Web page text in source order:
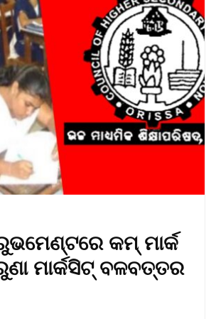
କମ୍ ମାର୍କ
ମାର୍କସିଟ୍ ବଳବତ୍ତର